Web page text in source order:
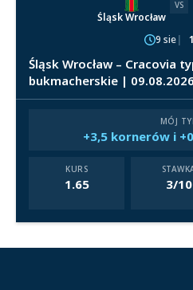
Śląsk Wrocław
VS
9 sie
Śląsk Wrocław – Cracovia
bukmacherskie | 09.08.2026
MÓJ
+3,5 kornerów i
KURS
1.65 3/10